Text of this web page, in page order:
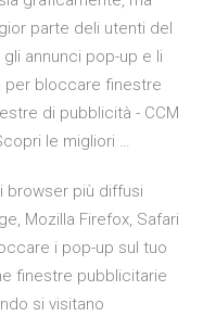
parte deli utenti del
annunci pop-up e li
per bloccare finestre
di pubblicità - CCM
le migliori …
browser più diffusi
Mozilla Firefox, Safari
i pop-up sul tuo
finestre pubblicitarie
si visitano